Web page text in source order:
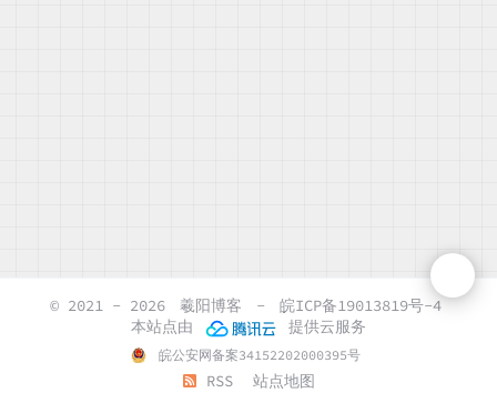
© 2021 - 2026 羲阳博客 -
皖ICP备19013819号-4
本站点由
提供云服务
皖公安网备案34152202000395号
RSS 站点地图